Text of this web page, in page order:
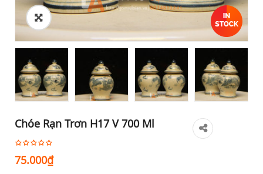
Chóe Rạn Trơn H17 V 700 Ml
75.000₫